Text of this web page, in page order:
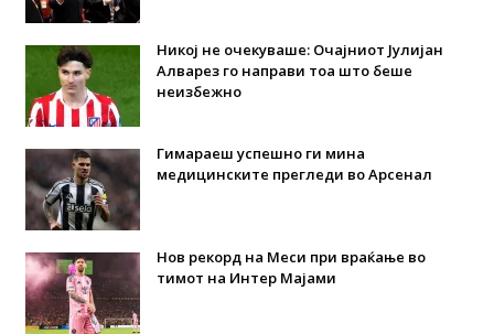
Никој не очекуваше: Очајниот Јулијан
Алварез го направи тоа што беше
неизбежно
Гимараеш успешно ги мина
медицинските прегледи во Арсенал
Нов рекорд на Меси при враќање во
тимот на Интер Мајами